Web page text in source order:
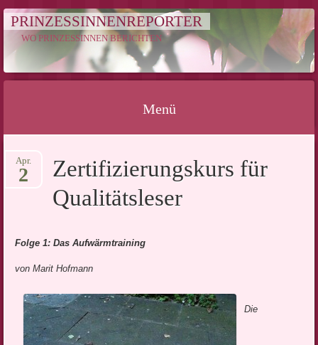
PRINZESSINNENREPORTER
WO PRINZESSINNEN BERICHTEN
Menü
zum
Inhalt
Zertifizierungskurs für
Qualitätsleser
Apr.
2
Folge 1: Das Aufwärmtraining
von Marit Hofmann
Die